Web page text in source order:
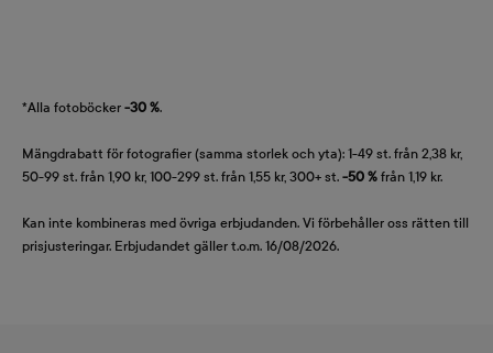
*Alla fotoböcker -30 %.
Mängdrabatt för fotografier (samma storlek och yta): 1-49 st. från 2,38 kr,
50-99 st. från 1,90 kr, 100-299 st. från 1,55 kr, 300+ st. -50 % från 1,19 kr.
Kan inte kombineras med övriga erbjudanden. Vi förbehåller oss rätten till
prisjusteringar. Erbjudandet gäller t.o.m. 16/08/2026.